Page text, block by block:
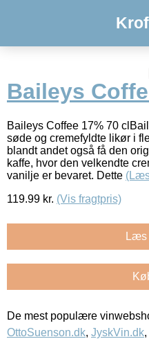
Baileys
Baileys Coffee 17% 70
søde og cremefyldte likør i
blandt andet også få den
kaffe, hvor den velkendte
vanilje er bevaret. Dette
119.99 kr. (Vis fragtpris)
Læs
De mest populære
OttoSuenson.dk, JyskVin.dk,